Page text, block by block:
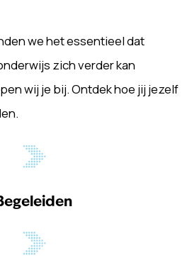
we het essentieel dat
zich verder kan
wij je bij. Ontdek hoe jij jezelf